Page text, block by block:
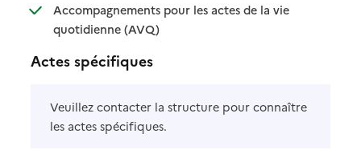
Accompagnements pour les actes de la vie
quotidienne (AVQ): disponible
: non disponible
Actes spécifiques
Veuillez contacter la structure pour connaître
les actes spécifiques.